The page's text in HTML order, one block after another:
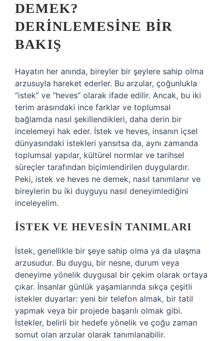
DEMEK?
DERINLEMESINE BIR
BAKIŞ
Hayatın her anında, bireyler bir şeylere sahip olma
arzusuyla hareket ederler. Bu arzular, çoğunlukla
“istek” ve “heves” olarak ifade edilir. Ancak, bu iki
terim arasındaki ince farklar ve toplumsal
bağlamda nasıl şekillendikleri, daha derin bir
incelemeyi hak eder. İstek ve heves, insanın içsel
dünyasındaki istekleri yansıtsa da, aynı zamanda
toplumsal yapılar, kültürel normlar ve tarihsel
süreçler tarafından biçimlendirilen duygulardır.
Peki, istek ve heves ne demek, nasıl tanımlanır ve
bireylerin bu iki duyguyu nasıl deneyimlediğini
inceleyelim.
İSTEK VE HEVESIN TANIMLARI
İstek, genellikle bir şeye sahip olma ya da ulaşma
arzusudur. Bu duygu, bir nesne, durum veya
deneyime yönelik duygusal bir çekim olarak ortaya
çıkar. İnsanlar günlük yaşamlarında sıkça çeşitli
istekler duyarlar: yeni bir telefon almak, bir tatil
yapmak veya bir projede başarılı olmak gibi.
İstekler, belirli bir hedefe yönelik ve çoğu zaman
somut olan arzular olarak tanımlanabilir.